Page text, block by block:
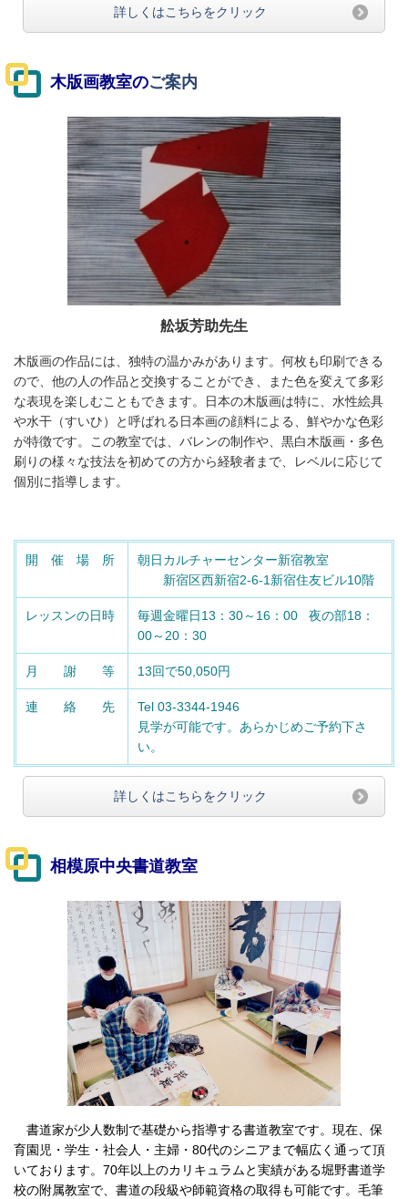
詳しくはこちらをクリック
木版画教室のご案内
舩坂芳助先生
木版画の作品には、独特の温かみがあります。何枚も印刷できる
ので、他の人の作品と交換することができ、また色を変えて多彩
な表現を楽しむこともできます。日本の木版画は特に、水性絵具
や水干（すいひ）と呼ばれる日本画の顔料による、鮮やかな色彩
が特徴です。この教室では、バレンの制作や、黒白木版画・多色
刷りの様々な技法を初めての方から経験者まで、レベルに応じて
個別に指導します。
開 催 場 所
朝日カルチャーセンター新宿教室
新宿区西新宿2-6-1新宿住友ビル10階
レッスンの日時
毎週金曜日13：30～16：00 夜の部18：
00～20：30
月 謝 等 13回で50,050円
連 絡 先
Tel 03-3344-1946
見学が可能です。あらかじめご予約下さ
い。
詳しくはこちらをクリック
相模原中央書道教室
書道家が少人数制で基礎から指導する書道教室です。現在、保
育園児・学生・社会人・主婦・ 80代のシニアまで幅広く通って頂
いております。 70年以上のカリキュラムと実績がある堀野書道学
校の附属教室で、書道の段級や師範資格の取得も可能です。毛筆